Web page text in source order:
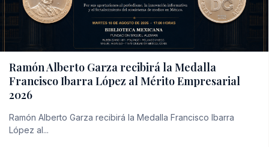
Ramón Alberto Garza recibirá la Medalla
Francisco Ibarra López al Mérito Empresarial
2026
Ramón Alberto Garza recibirá la Medalla Francisco Ibarra
López al...